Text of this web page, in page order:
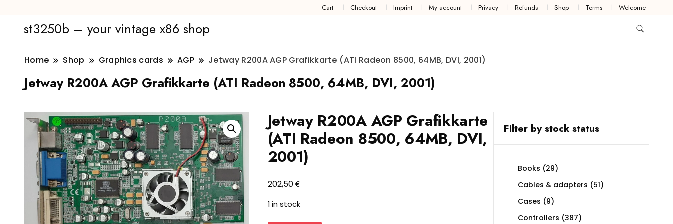
Cart Checkout Imprint My account Privacy Refunds Shop Terms Welcome
st3250b – your vintage x86 shop
Home Shop Graphics cards AGP Jetway R200A AGP Grafikkarte (ATI Radeon 8500, 64MB, DVI, 2001)
Jetway R200A AGP Grafikkarte (ATI Radeon 8500, 64MB, DVI, 2001)
Jetway R200A AGP Grafikkarte
(ATI Radeon 8500, 64MB, DVI,
2001)
202,50€
1 in stock
Filter by stock status
Books 2929
Cables & adapters 5151
Cases 99
products
Controllers 387387